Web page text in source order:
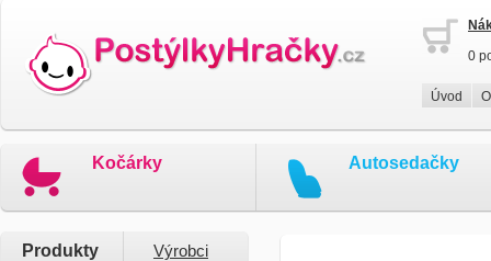
0
Úvod
Kočárky Autosedačky
Produkty Výrobci